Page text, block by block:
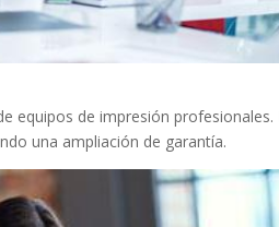
equipos de impresión
una ampliación de garantía.